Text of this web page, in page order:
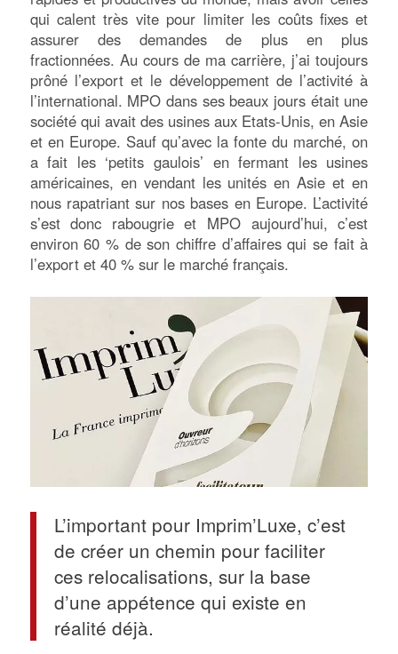
qui calent très vite pour limiter les coûts fixes et
assurer des demandes de plus en plus
fractionnées. Au cours de ma carrière, j’ai toujours
prôné l’export et le développement de l’activité à
l’international. MPO dans ses beaux jours était une
société qui avait des usines aux Etats-Unis, en Asie
et en Europe. Sauf qu’avec la fonte du marché, on
a fait les ‘petits gaulois’ en fermant les usines
américaines, en vendant les unités en Asie et en
nous rapatriant sur nos bases en Europe. L’activité
s’est donc rabougrie et MPO aujourd’hui, c’est
environ 60 % de son chiffre d’affaires qui se fait à
l’export et 40 % sur le marché français.
L’important pour Imprim’Luxe, c’est
de créer un chemin pour faciliter
ces relocalisations, sur la base
d’une appétence qui existe en
réalité déjà.